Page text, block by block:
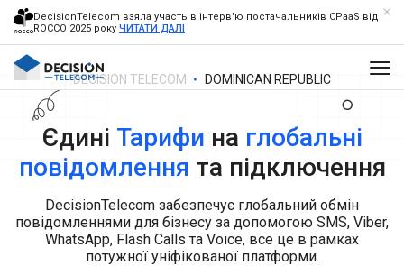
DecisionTelecom взяла участь в інтерв'ю постачальників CPaaS від
ROCCO 2025 року ЧИТАТИ ДАЛІ
DECISION TELECOM DOMINICAN REPUBLIC
Єдині Тарифи на глобальні
повідомлення та підключення
DecisionTelecom забезпечує глобальний обмін
повідомленнями для бізнесу за допомогою SMS, Viber,
WhatsApp, Flash Calls та Voice, все це в рамках
потужної уніфікованої платформи.